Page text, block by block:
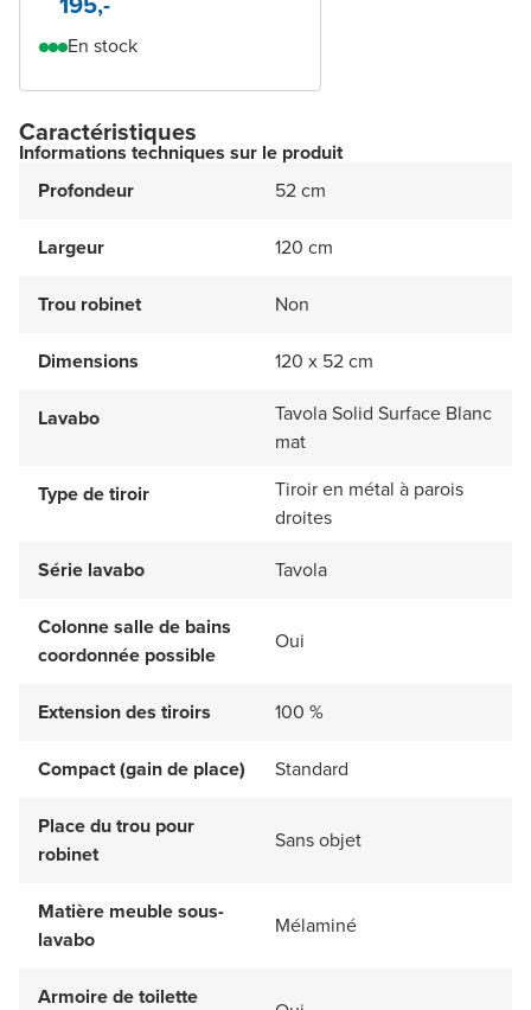
En stock
Caractéristiques
Informations techniques sur le produit
Profondeur
52 cm
Largeur 120 cm
Trou robinet Non
Dimensions 120 x 52 cm
Lavabo
Tavola Solid Surface Blanc
mat
Type de tiroir
Tiroir en métal à parois
droites
Série lavabo
Tavola
Colonne salle de bains
coordonnée possible
Oui
Extension des tiroirs 100 %
Compact (gain de place) Standard
Place du trou pour
robinet
Sans objet
Matière meuble sous-
lavabo
Mélaminé
Armoire de toilette